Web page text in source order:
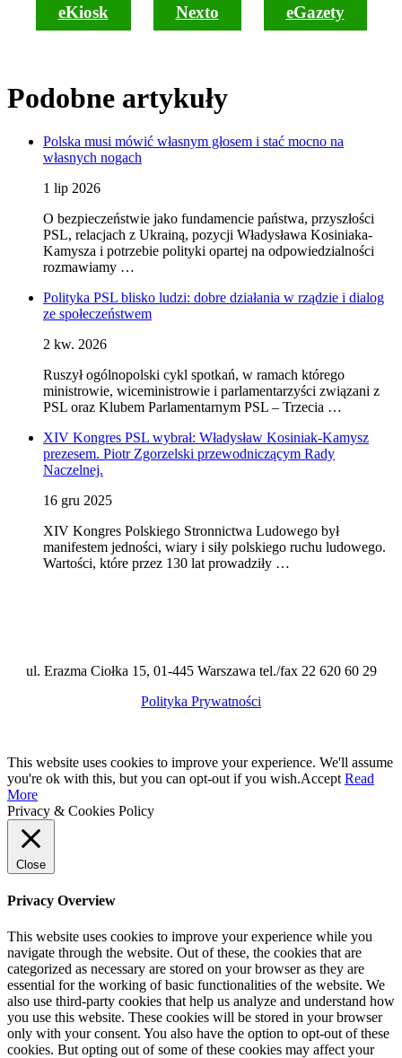
eKiosk Nexto eGazety
Podobne artykuły
Polska musi mówić własnym głosem i stać mocno na
własnych nogach
1 lip 2026
O bezpieczeństwie jako fundamencie państwa, przyszłości
PSL, relacjach z Ukrainą, pozycji Władysława Kosiniaka-
Kamysza i potrzebie polityki opartej na odpowiedzialności
rozmawiamy …
Polityka PSL blisko ludzi: dobre działania w rządzie i dialog
ze społeczeństwem
2 kw. 2026
Ruszył ogólnopolski cykl spotkań, w ramach którego
ministrowie, wiceministrowie i parlamentarzyści związani z
PSL oraz Klubem Parlamentarnym PSL – Trzecia …
XIV Kongres PSL wybrał: Władysław Kosiniak-Kamysz
prezesem. Piotr Zgorzelski przewodniczącym Rady
Naczelnej.
16 gru 2025
XIV Kongres Polskiego Stronnictwa Ludowego był
manifestem jedności, wiary i siły polskiego ruchu ludowego.
Wartości, które przez 130 lat prowadziły …
ul. Erazma Ciołka 15, 01-445 Warszawa tel./fax 22 620 60 29
Polityka Prywatności
This website uses cookies to improve your experience. We'll assume
you're ok with this, but you can opt-out if you wish.Accept Read
More
Privacy & Cookies Policy
Close
Privacy Overview
This website uses cookies to improve your experience while you
navigate through the website. Out of these, the cookies that are
categorized as necessary are stored on your browser as they are
essential for the working of basic functionalities of the website. We
also use third-party cookies that help us analyze and understand how
you use this website. These cookies will be stored in your browser
only with your consent. You also have the option to opt-out of these
cookies. But opting out of some of these cookies may affect your